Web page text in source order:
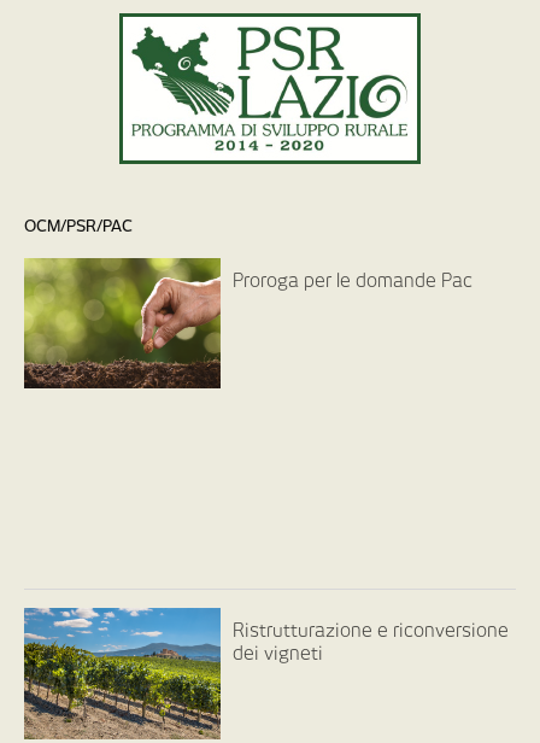
OCM/PSR/PAC
Proroga per le domande Pac
Ristrutturazione e riconversione
dei vigneti